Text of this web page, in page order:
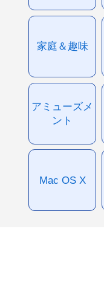
家庭＆趣味
アミューズメ
ント
Mac OS X